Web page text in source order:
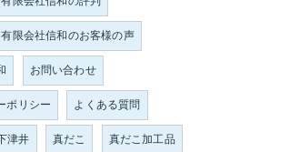
限会社信和のお客様の声
お問い合わせ
ポリシー よくある質問
津井 真だこ 真だこ加工品